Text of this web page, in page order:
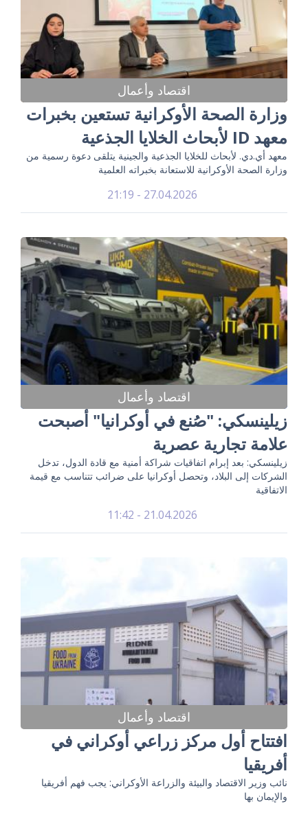
اقتصاد وأعمال
وزارة الصحة الأوكرانية تستعين بخبرات
معهد ID لأبحاث الخلايا الجذعية
معهد أي.دي. لأبحاث للخلايا الجذعية والجينية يتلقى دعوة رسمية من
وزارة الصحة الأوكرانية للاستعانة بخبراته العلمية
27.04.2026 - 21:19
اقتصاد وأعمال
زيلينسكي: "صُنع في أوكرانيا" أصبحت
علامة تجارية عصرية
زيلينسكي: بعد إبرام اتفاقيات شراكة أمنية مع قادة الدول، تدخل
الشركات إلى البلاد، وتحصل أوكرانيا على ضرائب تتناسب مع قيمة
الاتفاقية
21.04.2026 - 11:42
اقتصاد وأعمال
افتتاح أول مركز زراعي أوكراني في
أفريقيا
نائب وزير الاقتصاد والبيئة والزراعة الأوكراني: يجب فهم أفريقيا
والإيمان بها